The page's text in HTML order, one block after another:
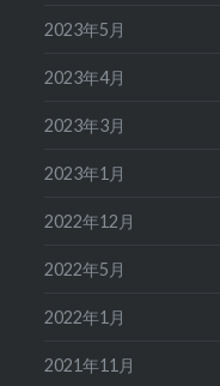
2023年5月
2023年4月
2023年3月
2023年1月
2022年12月
2022年5月
2022年1月
2021年11月